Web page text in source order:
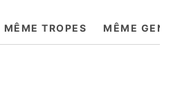
MÊME TROPES MÊME